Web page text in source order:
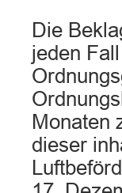
Die
jeden
Monaten
dieser